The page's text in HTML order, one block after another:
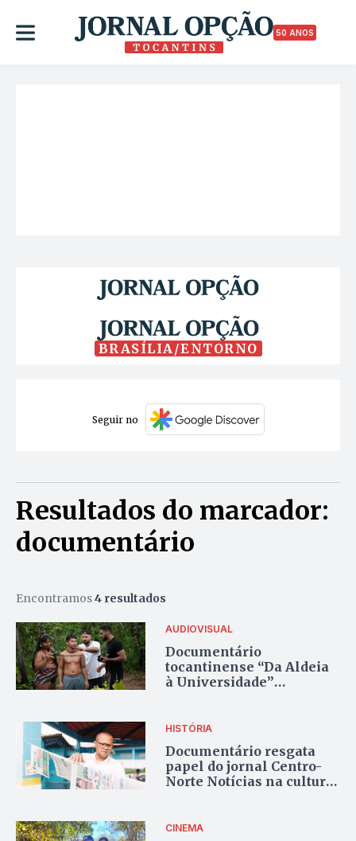
50 ANOS
BRASÍLIA/ENTORNO
Seguir no
Resultados do marcador:
documentário
Encontramos4 resultados
AUDIOVISUAL
Documentário
tocantinense “Da Aldeia
à Universidade”
Gramado
HISTÓRIA
Documentário resgata
papel do jornal Centro-
Norte Notícias na cultura
CINEMA